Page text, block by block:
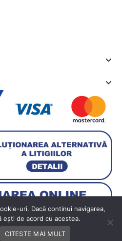
uri. Dacă continui navigarea,
ești de acord cu acestea.
CITESTE MAI MULT